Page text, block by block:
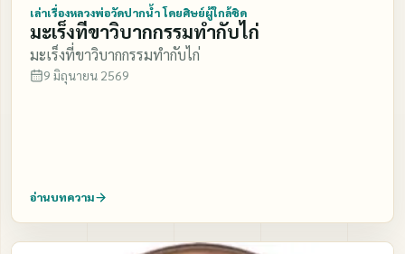
สวย ตรงนี้ดี ตรงนั้นไม่ดี เหมือน กันแหล่ะ เหมือนยังกับ
มนษย์เรานี่ สร้างบ้านใหม่ ๆ มันก็เห่อไป พักนึง ชาวสวรรค์ก็
เช่นเดียวกัน เห่อเหมือนกันแหล่ะ ใหม่ ๆ ๆ น่ะ พอครบ
กำหนดมันเลย 7 วันแล้ว มันก็ลืม มันไปยินดี อยู่ ทางโน้น
ในโลกนี้ล่ะ! ในมนุษย์ขั้นหยาบนี้ล่ะ พอ ใครเค้าทำบุญกัน
เล่าเรื่องหลวงพ่อวัดปากน้ำ โดยศิษย์ผู้ใกล้ชิด
มะเร็งที่ขาวิบากกรรมทำกับไก่
มะเร็งที่ขาวิบากกรรมทำกับไก่
9 มิถุนายน 2569
อ่านบทความ